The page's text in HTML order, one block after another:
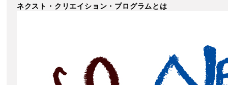
ネクスト・クリエイション・プログラムとは